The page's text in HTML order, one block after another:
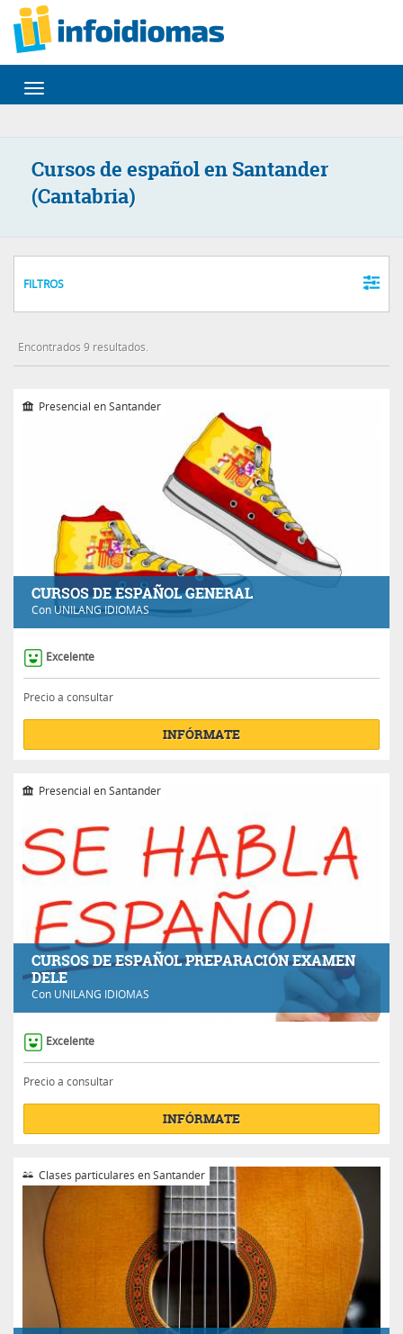
Desplegar
navegación
Cursos de español en Santander
(Cantabria)
FILTROS
Encontrados 9 resultados.
CURSOS DE ESPAÑOL GENERAL
Con UNILANG IDIOMAS
Presencial en Santander
Excelente
Precio a consultar
INFÓRMATE
CURSOS DE ESPAÑOL PREPARACIÓN EXAMEN
DELE
Con UNILANG IDIOMAS
Presencial en Santander
Excelente
Precio a consultar
INFÓRMATE
Clases particulares en Santander